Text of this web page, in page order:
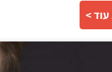
>